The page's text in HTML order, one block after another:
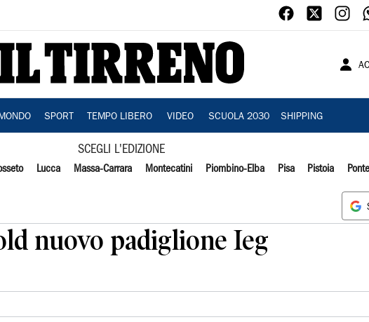
SPORT TEMPO LIBERO VIDEO SCUOLA 2030 SHIPPING
SCEGLI L'EDIZIONE
Lucca Massa-Carrara Montecatini Piombino-Elba Pisa Pistoia
nuovo padiglione Ieg